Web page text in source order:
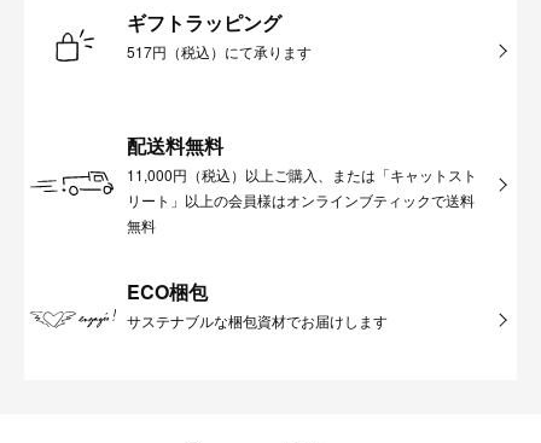
ギフトラッピング
517円（税込）にて承ります
配送料無料
11,000円（税込）以上ご購入、または「キャットスト
リート」以上の会員様はオンラインブティックで送料
無料
ECO梱包
サステナブルな梱包資材でお届けします